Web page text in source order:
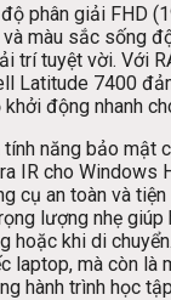
phân giải FHD
màu sắc sống
trí tuyệt vời. Với
Latitude 7400
động nhanh
năng bảo mật
IR cho Windows
cụ an toàn và
lượng nhẹ giúp
hoặc khi di
laptop, mà còn là
hành trình học